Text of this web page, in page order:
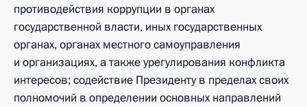
противодействия коррупции в органах
государственной власти, иных государственных
органах, органах местного самоуправления
и организациях, а также урегулирования конфликта
интересов; содействие Президенту в пределах своих
полномочий в определении основных направлений